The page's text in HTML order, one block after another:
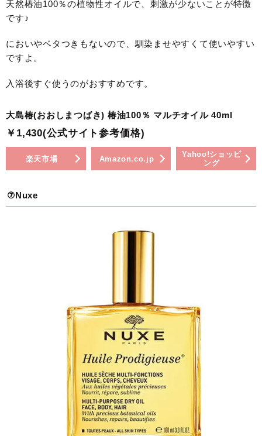
天然椿油100％の植物性オイルで、刺激が少ないことが特徴
です♪
においやベタつきもないので、馴染ませやすくて使いやすい
ですよ。
入浴後すぐ使うのがおすすめです。
大島椿(おおしまつばき) 椿油100％ マルチオイル 40ml
￥1,430(公式サイト参考価格)
楽天市場 Amazon.co.jp
Yahoo!ショッピ
ング
⑦Nuxe